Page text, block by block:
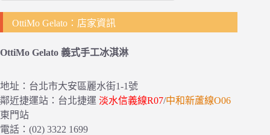
OttiMo Gelato：店家資訊
OttiMo Gelato 義式手工冰淇淋
地址：台北市大安區麗水街1-1號
鄰近捷運站：台北捷運 淡水信義線R07/中和新蘆線O06
東門站
電話：(02) 3322 1699